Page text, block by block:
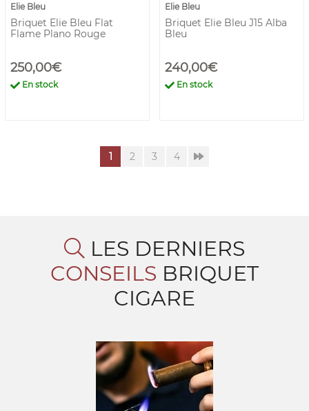
Elie Bleu
Briquet Elie Bleu Flat
Flame Plano Rouge
250,00€
En stock
Elie Bleu
Briquet Elie Bleu J15 Alba
Bleu
240,00€
En stock
1 2 3 4
LES DERNIERS
CONSEILS BRIQUET
CIGARE